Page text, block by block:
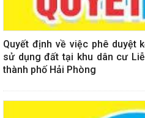
Quyết định về việc phê duyệt
sử dụng đất tại khu dân cư
thành phố Hải Phòng